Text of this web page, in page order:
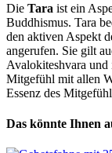
Die Tara ist ein
Buddhismus. Tara
den aktiven Aspekt
angerufen. Sie gilt
Avalokiteshvara und
Mitgefühl mit allen
Essenz des
Das könnte Ihnen